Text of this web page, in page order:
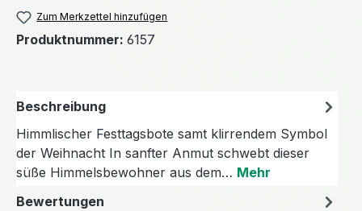
Zum Merkzettel hinzufügen
Produktnummer: 6157
Beschreibung
Himmlischer Festtagsbote samt klirrendem Symbol
der Weihnacht In sanfter Anmut schwebt dieser
süße Himmelsbewohner aus dem… Mehr
Bewertungen